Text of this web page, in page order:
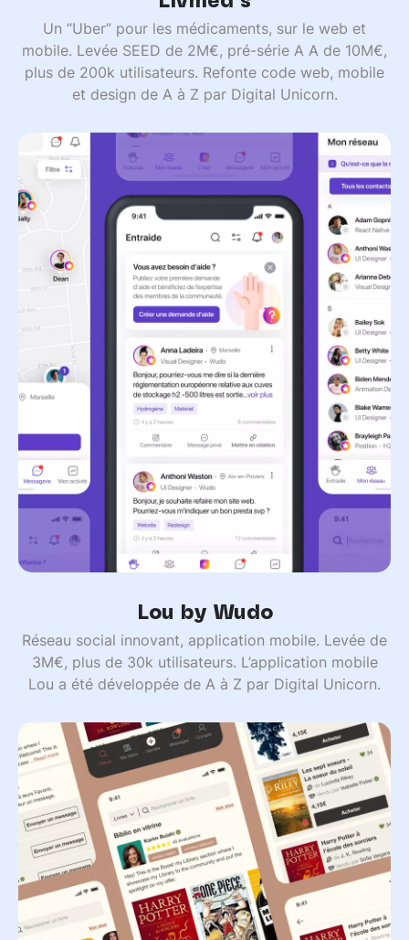
Un “Uber” pour les médicaments, sur le web et
mobile. Levée SEED de 2M€, pré-série A A de 10M€,
plus de 200k utilisateurs. Refonte code web, mobile
et design de A à Z par Digital Unicorn.
Lou by Wudo
Réseau social innovant, application mobile. Levée de
3M€, plus de 30k utilisateurs. L’application mobile
Lou a été développée de A à Z par Digital Unicorn.